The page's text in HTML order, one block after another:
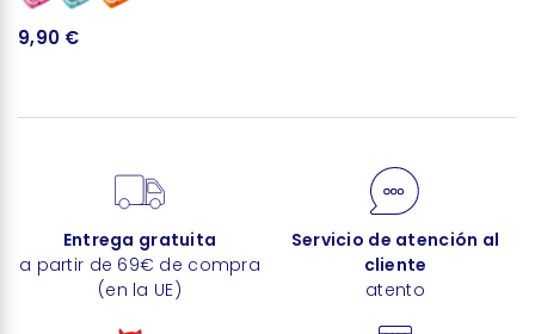
9,90 €
Entrega gratuita
a partir de 69€ de compra
(en la UE)
Servicio de atención al
cliente
atento